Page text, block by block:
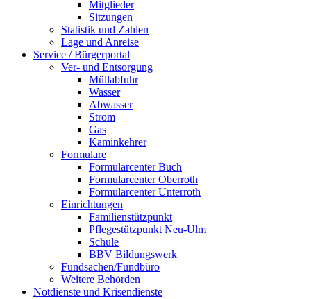
Mitglieder
Sitzungen
Statistik und Zahlen
Lage und Anreise
Service / Bürgerportal
Ver- und Entsorgung
Müllabfuhr
Wasser
Abwasser
Strom
Gas
Kaminkehrer
Formulare
Formularcenter Buch
Formularcenter Oberroth
Formularcenter Unterroth
Einrichtungen
Familienstützpunkt
Pflegestützpunkt Neu-Ulm
Schule
BBV Bildungswerk
Fundsachen/Fundbüro
Weitere Behörden
Notdienste und Krisendienste